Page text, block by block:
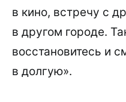
в кино, встречу с
в другом городе.
восстановитесь и
в долгую».